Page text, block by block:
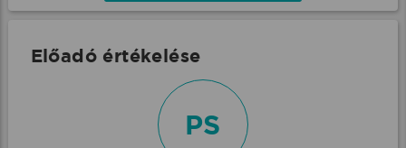
Előadó értékelése
PS